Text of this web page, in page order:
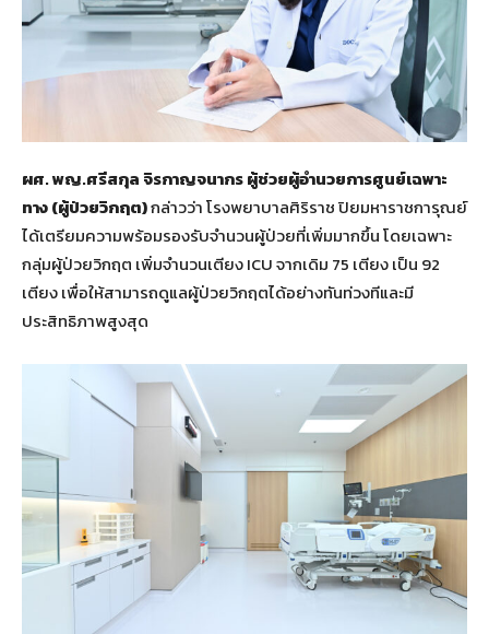
ผศ. พญ.ศรีสกุล จิรกาญจนากร ผู้ช่วยผู้อำนวยการศูนย์เฉพาะ
ทาง (ผู้ป่วยวิกฤต)กล่าวว่า โรงพยาบาลศิริราช ปิยมหาราชการุณย์
ได้เตรียมความพร้อมรองรับจำนวนผู้ป่วยที่เพิ่มมากขึ้น โดยเฉพาะ
กลุ่มผู้ป่วยวิกฤต เพิ่มจำนวนเตียง ICU จากเดิม 75 เตียง เป็น 92
เตียง เพื่อให้สามารถดูแลผู้ป่วยวิกฤตได้อย่างทันท่วงทีและมี
ประสิทธิภาพสูงสุด